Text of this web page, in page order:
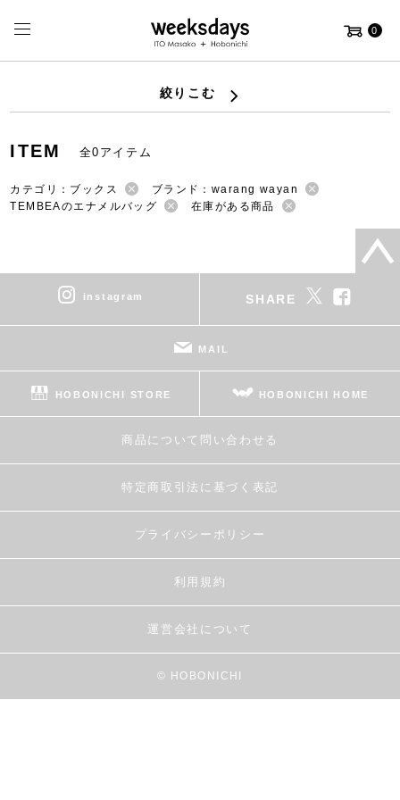
0
絞りこむ
ITEM 全0アイテム
カテゴリ：ブックス
ブランド：warang wayan
TEMBEAのエナメルバッグ
在庫がある商品
instagram SHARE
MAIL
HOBONICHI STORE HOBONICHI HOME
商品について問い合わせる
特定商取引法に基づく表記
プライバシーポリシー
利用規約
運営会社について
© HOBONICHI